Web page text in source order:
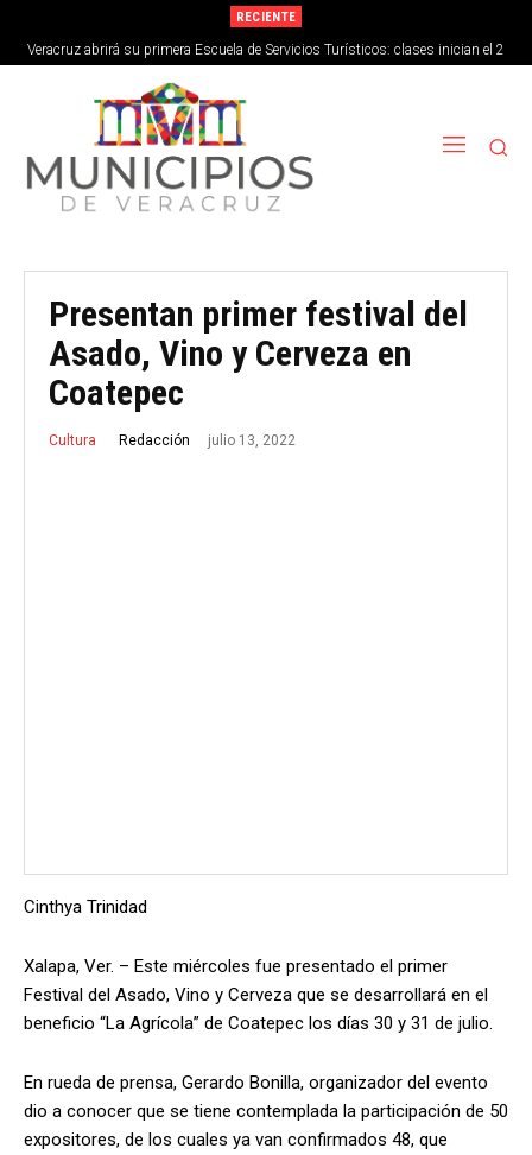
RECIENTE
Veracruz abrirá su primera Escuela de Servicios Turísticos: clases inician el 2
de septiembre
Presentan primer festival del
Asado, Vino y Cerveza en
Coatepec
Cultura Redacción julio 13, 2022
Cinthya Trinidad
Xalapa, Ver. – Este miércoles fue presentado el primer
Festival del Asado, Vino y Cerveza que se desarrollará en el
beneficio “La Agrícola” de Coatepec los días 30 y 31 de julio.
En rueda de prensa, Gerardo Bonilla, organizador del evento
dio a conocer que se tiene contemplada la participación de 50
expositores, de los cuales ya van confirmados 48, que